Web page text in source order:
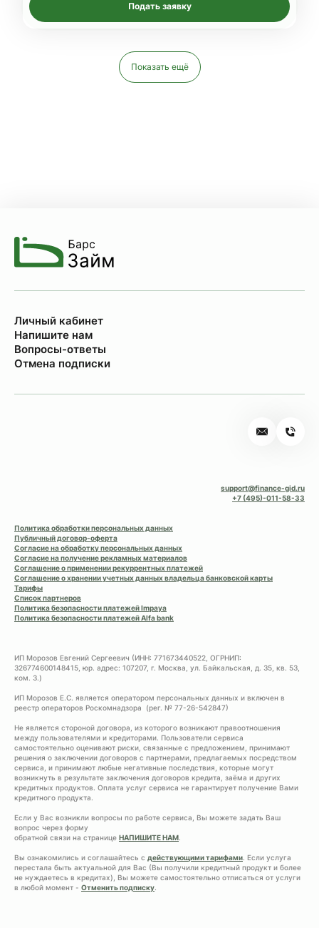
Подать заявку
Показать ещё
Личный кабинет
Напишите нам
Вопросы-ответы
Отмена подписки
support@finance-gid.ru
+7 (495)-011-58-33
Политика обработки персональных данных
Публичный договор-оферта
Согласие на обработку персональных данных
Согласие на получение рекламных материалов
Соглашение о применении рекуррентных платежей
Соглашение о хранении учетных данных владельца банковской карты
Тарифы
Список партнеров
Политика безопасности платежей Impaya
Политика безопасности платежей Alfa bank
ИП Морозов Евгений Сергеевич (ИНН: 771673440522, ОГРНИП:
326774600148415, юр. адрес: 107207, г. Москва, ул. Байкальская, д. 35, кв. 53,
ком. 3.)
ИП Морозов Е.С. является оператором персональных данных и включен в
реестр операторов Роскомнадзора (рег. № 77-26-542847)
Не является стороной договора, из которого возникают правоотношения
между пользователями и кредиторами. Пользователи сервиса
самостоятельно оценивают риски, связанные с предложением, принимают
решения о заключении договоров с партнерами, предлагаемых посредством
сервиса, и принимают любые негативные последствия, которые могут
возникнуть в результате заключения договоров кредита, заёма и других
кредитных продуктов. Оплата услуг сервиса не гарантирует получение Вами
кредитного продукта.
Если у Вас возникли вопросы по работе сервиса, Вы можете задать Ваш
вопрос через форму
обратной связи на странице НАПИШИТЕ НАМ.
Вы ознакомились и соглашайтесь с действующими тарифами. Если услуга
перестала быть актуальной для Вас (Вы получили кредитный продукт и более
не нуждаетесь в кредитах), Вы можете самостоятельно отписаться от услуги
в любой момент - Отменить подписку.